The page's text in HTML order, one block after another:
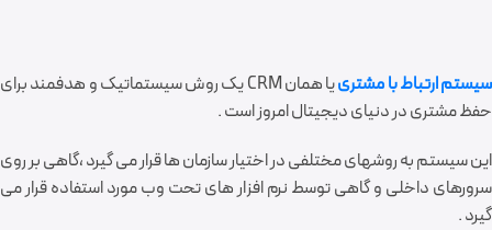
سیستم ارتباط با مشتری
یا همان CRM یک روش سیستماتیک و هدفمند برای
حفظ مشتری در دنیای دیجیتال امروز است .
این سیستم به روشهای مختلفی در اختیار سازمان ها قرار می گیرد ،گاهی بر روی
سرورهای داخلی و گاهی توسط نرم افزار های تحت وب مورد استفاده قرار می
گیرد .